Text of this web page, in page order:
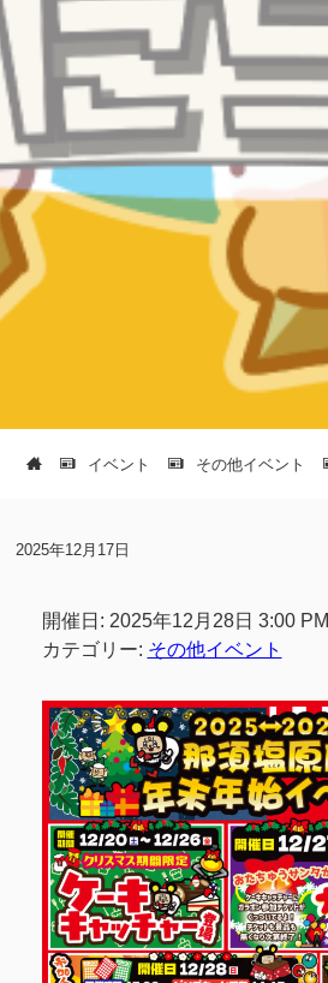
イベント その他イベント
2025年12月17日
開催日: 2025年12月28日 3:00 PM
カテゴリー: その他イベント